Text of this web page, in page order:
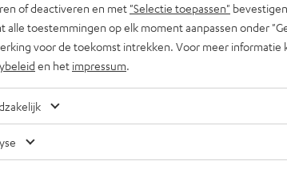
Muziek om te studeren: vind je
Of het nu gaat om huiswerk op school, het
of deactiveren en met "Selectie toepassen"
alle toestemmingen op elk moment aanpassen onder
voor de toekomst intrekken. Voor meer informatie
en het impressum.